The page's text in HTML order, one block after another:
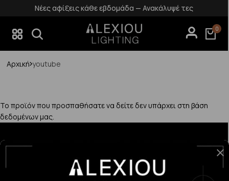
Νέες αφίξεις κάθε εβδομάδα — Ανακάλυψέ τες
0
Αρχική youtube
Το προϊόν που προσπαθήσατε να δείτε δεν υπάρχει στη βάση
δεδομένων μας.